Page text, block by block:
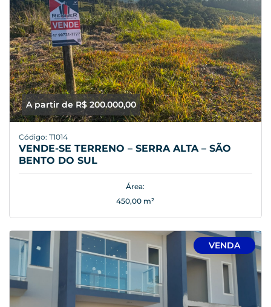
A partir de R$ 200.000,00
Código: T1014
VENDE-SE TERRENO – SERRA ALTA – SÃO
BENTO DO SUL
Área:
450,00 m²
VENDA